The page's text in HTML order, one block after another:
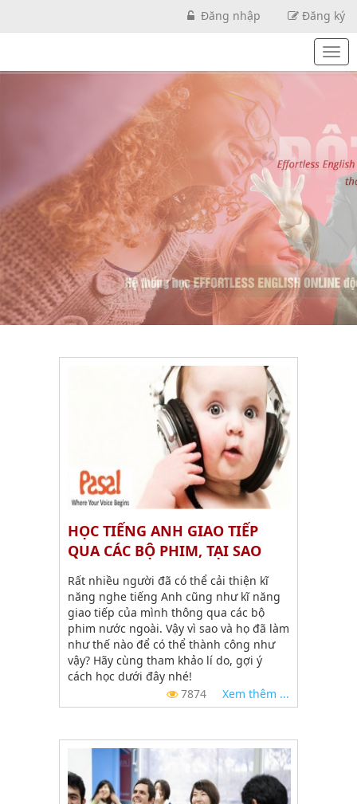
Đăng nhập Đăng ký
HỌC TIẾNG ANH GIAO TIẾP
QUA CÁC BỘ PHIM, TẠI SAO
KHÔNG?
Rất nhiều người đã có thể cải thiện kĩ
năng nghe tiếng Anh cũng như kĩ năng
giao tiếp của mình thông qua các bộ
phim nước ngoài. Vậy vì sao và họ đã làm
như thế nào để có thể thành công như
vậy? Hãy cùng tham khảo lí do, gợi ý
cách học dưới đây nhé!
7874
Xem thêm ...